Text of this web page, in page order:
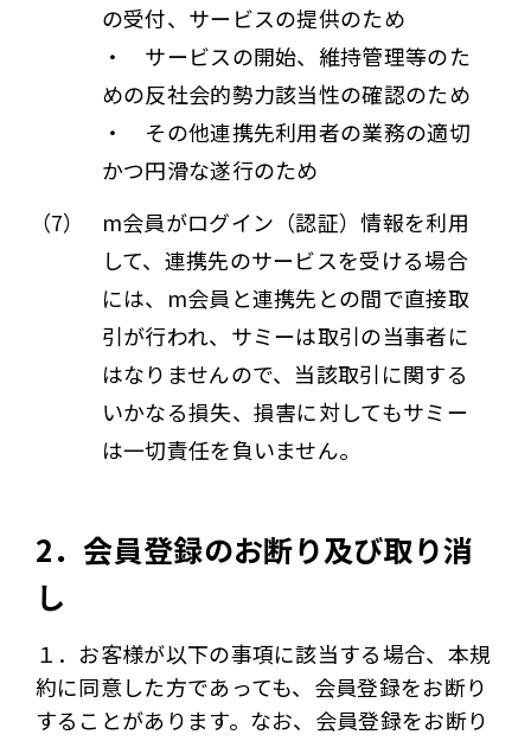
の受付、サービスの提供のため
・ サービスの開始、維持管理等のた
めの反社会的勢力該当性の確認のため
・ その他連携先利用者の業務の適切
かつ円滑な遂行のため
（7）
m会員がログイン（認証）情報を利用
して、連携先のサービスを受ける場合
には、m会員と連携先との間で直接取
引が行われ、サミーは取引の当事者に
はなりませんので、当該取引に関する
いかなる損失、損害に対してもサミー
は一切責任を負いません。
2．会員登録のお断り及び取り消
し
１．お客様が以下の事項に該当する場合、本規
約に同意した方であっても、会員登録をお断り
することがあります。なお、会員登録をお断り